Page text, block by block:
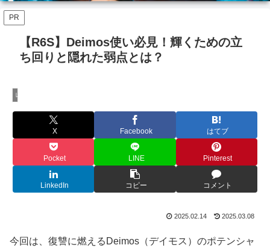
PR
【R6S】Deimos使い必見！輝くための立
ち回りと隠れた弱点とは？
レインボーシックスシージ
X Facebook はてブ
Pocket LINE Pinterest
LinkedIn コピー コメント
2025.02.14 2025.03.08
今回は、復讐に燃えるDeimos（デイモス）のポテンシャ